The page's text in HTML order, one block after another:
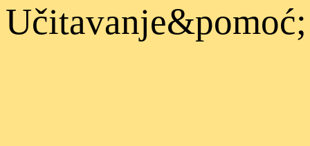
Učitavanje&pomoć;